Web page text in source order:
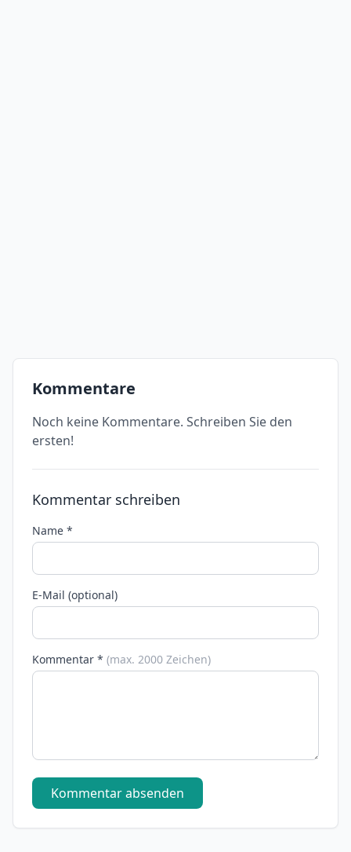
Kommentare
Noch keine Kommentare. Schreiben Sie den
ersten!
Kommentar schreiben
Name *
E-Mail (optional)
Kommentar * (max. 2000 Zeichen)
Kommentar absenden